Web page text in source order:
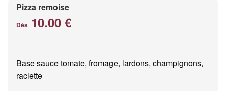
Pizza remoise
Dès 10.00 €
Base sauce tomate, fromage, lardons, champignons,
raclette